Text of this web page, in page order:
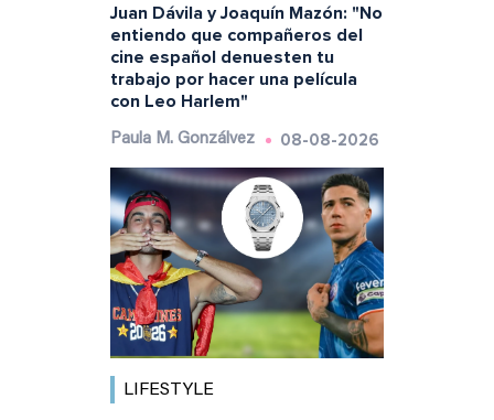
Juan Dávila y Joaquín Mazón: "No
entiendo que compañeros del
cine español denuesten tu
trabajo por hacer una película
con Leo Harlem"
Paula M. Gonzálvez 08-08-2026
LIFESTYLE